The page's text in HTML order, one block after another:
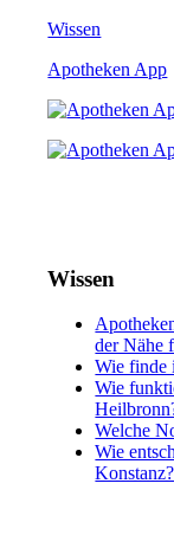
Wissen
Apotheken App
Wissen
der Nähe
Wie finde
Wie
Welche
Wie
Konstanz?